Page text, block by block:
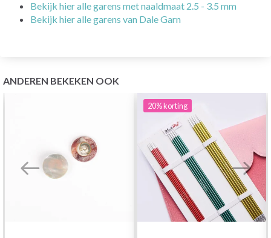
Bekijk hier alle garens met naaldmaat 2.5 - 3.5 mm
Bekijk hier alle garens van Dale Garn
ANDEREN BEKEKEN OOK
20%korting